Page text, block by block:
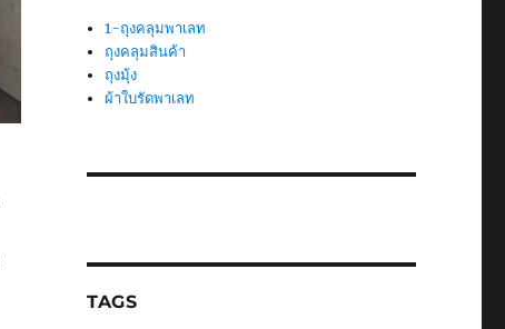
1-ถุงคลุมพาเลท
ถุงคลุมสินค้า
ถุงมุ้ง
ผ้าใบรัดพาเลท
TAGS